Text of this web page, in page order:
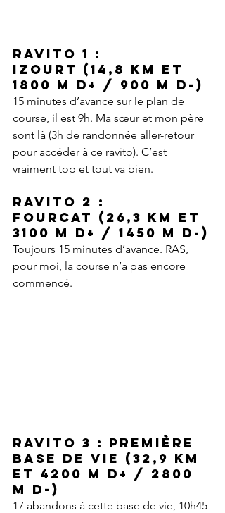
Ravito 1 :
Izourt (14,8 km et
1800 m D+ / 900 m D-)
15 minutes d’avance sur le plan de
course, il est 9h. Ma sœur et mon père
sont là (3h de randonnée aller-retour
pour accéder à ce ravito). C’est
vraiment top et tout va bien.
Ravito 2 :
Fourcat (26,3 km et
3100 m D+ / 1450 m D-)
Toujours 15 minutes d’avance. RAS,
pour moi, la course n’a pas encore
commencé.
Ravito 3 : Première
base de vie (32,9 km
et 4200 m D+ / 2800
m D-)
17 abandons à cette base de vie, 10h45